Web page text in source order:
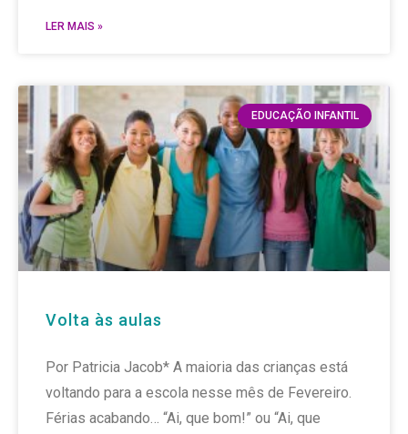
LER MAIS »
EDUCAÇÃO INFANTIL
Volta às aulas
Por Patricia Jacob* A maioria das crianças está
voltando para a escola nesse mês de Fevereiro.
Férias acabando… “Ai, que bom!” ou “Ai, que